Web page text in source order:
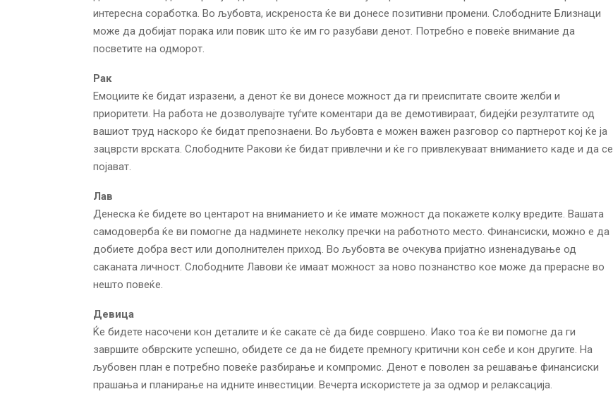
интересна соработка. Во љубовта, искреноста ќе ви донесе позитивни промени. Слободните Близнаци
може да добијат порака или повик што ќе им го разубави денот. Потребно е повеќе внимание да
посветите на одморот.
Рак
Емоциите ќе бидат изразени, а денот ќе ви донесе можност да ги преиспитате своите желби и
приоритети. На работа не дозволувајте туѓите коментари да ве демотивираат, бидејќи резултатите од
вашиот труд наскоро ќе бидат препознаени. Во љубовта е можен важен разговор со партнерот кој ќе ја
зацврсти врската. Слободните Ракови ќе бидат привлечни и ќе го привлекуваат вниманието каде и да се
појават.
Лав
Денеска ќе бидете во центарот на вниманието и ќе имате можност да покажете колку вредите. Вашата
самодоверба ќе ви помогне да надминете неколку пречки на работното место. Финансиски, можно е да
добиете добра вест или дополнителен приход. Во љубовта ве очекува пријатно изненадување од
саканата личност. Слободните Лавови ќе имаат можност за ново познанство кое може да прерасне во
нешто повеќе.
Девица
Ќе бидете насочени кон деталите и ќе сакате сè да биде совршено. Иако тоа ќе ви помогне да ги
завршите обврските успешно, обидете се да не бидете премногу критични кон себе и кон другите. На
љубовен план е потребно повеќе разбирање и компромис. Денот е поволен за решавање финансиски
прашања и планирање на идните инвестиции. Вечерта искористете ја за одмор и релаксација.